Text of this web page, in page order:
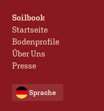
Soilbook
Startseite
Bodenprofile
Über Uns
Presse
Sprache